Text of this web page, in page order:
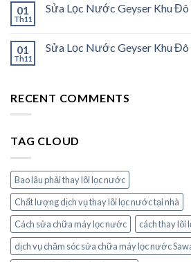
01
Th11
Sửa Lọc Nước Geyser Khu
01
Th11
Sửa Lọc Nước Geyser Khu
RECENT COMMENTS
TAG CLOUD
Bao lâu phải thay lõi lọc nước
Chất lượng dịch vụ thay lõi lọc nước tại nhà
Cách sửa chữa máy lọc nước
cách thay lõi
dịch vụ chăm sóc sửa chữa máy lọc nước